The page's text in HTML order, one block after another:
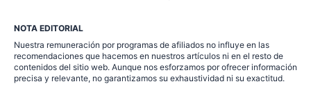
NOTA EDITORIAL
Nuestra remuneración por programas de afiliados no influye en las
recomendaciones que hacemos en nuestros artículos ni en el resto de
contenidos del sitio web. Aunque nos esforzamos por ofrecer información
precisa y relevante, no garantizamos su exhaustividad ni su exactitud.